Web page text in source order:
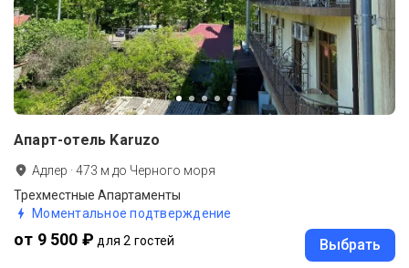
Апарт-отель Karuzo
Адлер ·473 м до Черного моря
Трехместные Апартаменты
Моментальное подтверждение
от 9 500 ₽ для 2 гостей Выбрать